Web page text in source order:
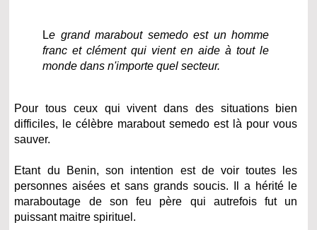
Le grand marabout semedo est un homme
franc et clément qui vient en aide à tout le
monde dans n'importe quel secteur.
Pour tous ceux qui vivent dans des situations bien
difficiles, le célèbre marabout semedo est là pour vous
sauver.
Etant du Benin, son intention est de voir toutes les
personnes aisées et sans grands soucis. Il a hérité le
maraboutage de son feu père qui autrefois fut un
puissant maitre spirituel.